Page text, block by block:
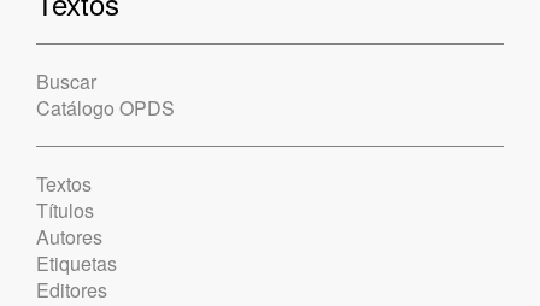
Buscar
Catálogo OPDS
Textos
Títulos
Autores
Etiquetas
Editores